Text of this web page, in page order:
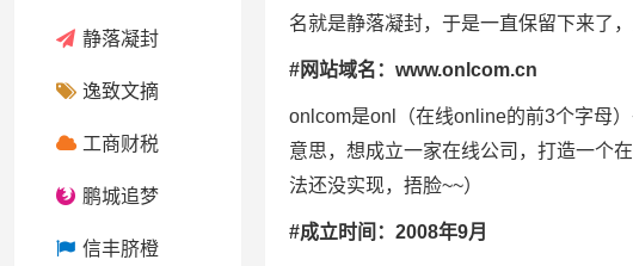
静落凝封
逸致文摘
工商财税
鹏城追梦
信丰脐橙
名就是静落凝封，于是一直保留下来了
#网站域名：www.onlcom.cn
onlcom是onl（在线online的前3个字母
意思，想成立一家在线公司，打造一个
法还没实现，捂脸~~）
#成立时间：2008年9月